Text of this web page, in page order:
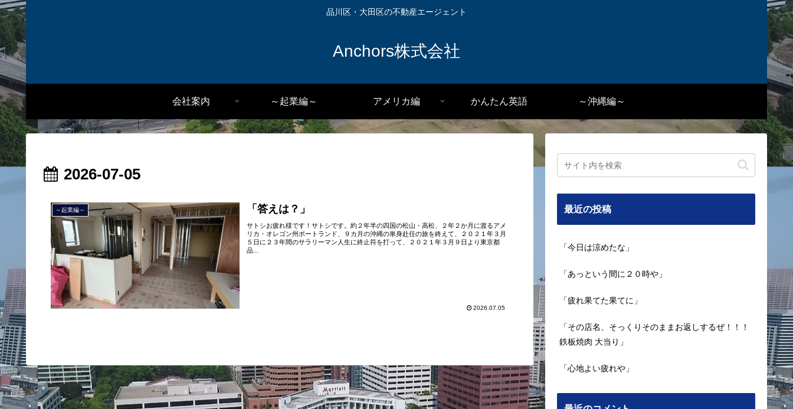
品川区・大田区の不動産エージェント
Anchors株式会社
会社案内 ～起業編～ アメリカ編 かんたん英語 ～沖縄編～
2026-07-05
～起業編～ 「答えは？」
サトシお疲れ様です！サトシです。約２年半の四国の松山・高松、２年２か月に渡るアメ
リカ・オレゴン州ポートランド、９カ月の沖縄の単身赴任の旅を終えて、２０２１年３月
５日に２３年間のサラリーマン人生に終止符を打って、２０２１年３月９日より東京都
品...
2026.07.05
最近の投稿
「今日は涼めたな」
「あっという間に２０時や」
「疲れ果てた果てに」
「その店名、そっくりそのままお返しするぜ！！！
鉄板焼肉 大当り」
「心地よい疲れや」